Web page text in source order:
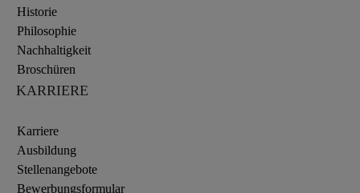
Historie
Philosophie
Nachhaltigkeit
Broschüren
KARRIERE
Karriere
Ausbildung
Stellenangebote
Bewerbungsformular